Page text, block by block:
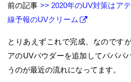
前の記事 >> 2020年のUV対策はア
線予報のUVクリーム
とりあえずこれで完成、なのです
アのUVパウダーを追加してパパパ
うのが最近の流れになってます。